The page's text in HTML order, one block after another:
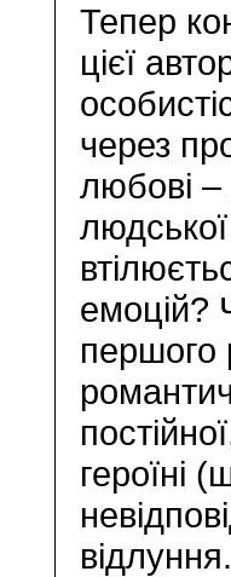
Тепер
цієї
через
любові –
емоцій?
першого
героїні
відлуння.